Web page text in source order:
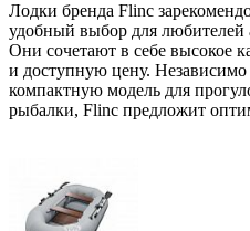
Лодки бренда Flinc
удобный выбор для любителей
Они сочетают в себе высокое
и доступную цену.
компактную модель для
рыбалки, Flinc предложит